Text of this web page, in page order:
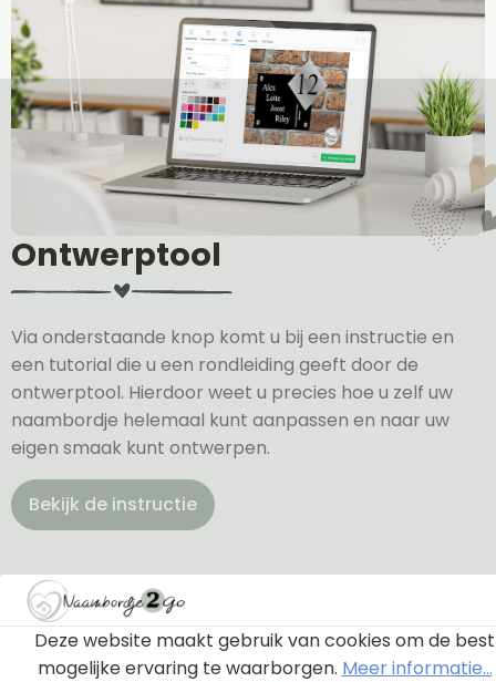
Ontwerptool
Via onderstaande knop komt u bij een instructie en
een tutorial die u een rondleiding geeft door de
ontwerptool. Hierdoor weet u precies hoe u zelf uw
naambordje helemaal kunt aanpassen en naar uw
eigen smaak kunt ontwerpen.
Bekijk de instructie
Deze website maakt gebruik van cookies om de best
mogelijke ervaring te waarborgen. Meer informatie...